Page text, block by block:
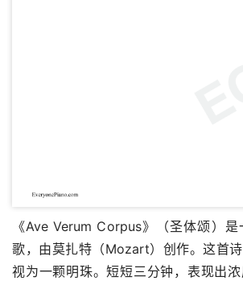
《Ave Verum Corpus》（圣体颂）
歌，由莫扎特（Mozart）创作。这首
视为一颗明珠。短短三分钟，表现出